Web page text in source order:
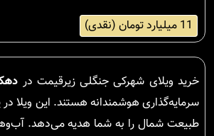
11 میلیارد تومان (نقدی)
خرید ویلای شهرکی جنگلی زیرقیمت در
سرمایه‌گذاری هوشمندانه هستند. این ویلا
طبیعت شمال را به شما هدیه می‌دهد.